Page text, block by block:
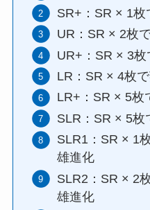
SR+：SR × 1枚
UR：SR × 2枚
UR+：SR × 3枚
LR：SR × 4枚
LR+：SR × 5枚
SLR：SR × 5枚
SLR1：SR × 1
雄進化
SLR2：SR × 2
雄進化